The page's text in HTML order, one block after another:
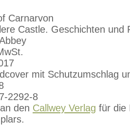
Carnarvon
Castle. Geschichten und
mit Schutzumschlag
2292-8
den Callwey Verlag für die